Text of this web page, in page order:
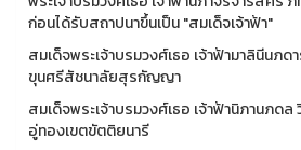
ก่อนได้รับสถาปนาขึ้นเป็น "สมเด็จเจ้าฟ้า"
สมเด็จพระเจ้าบรมวงศ์เธอ เจ้าฟ้ามาลินีนภ
ขุนศรีสัชนาลัยสุรกัญญา
สมเด็จพระเจ้าบรมวงศ์เธอ เจ้าฟ้านิภานภด
อู่ทองเขตขัตติยนารี